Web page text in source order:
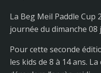
La Beg Meil Paddle Cup 2
journée du dimanche 08
Pour cette seconde
les kids de 8 à 14 ans.